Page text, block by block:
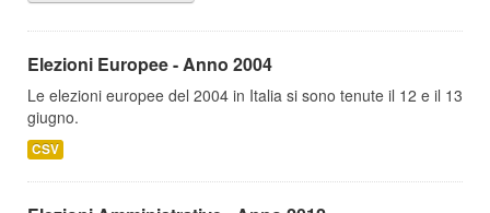
Elezioni Europee - Anno 2004
Le elezioni europee del 2004 in Italia si sono tenute il 12 e il 13
giugno.
CSV